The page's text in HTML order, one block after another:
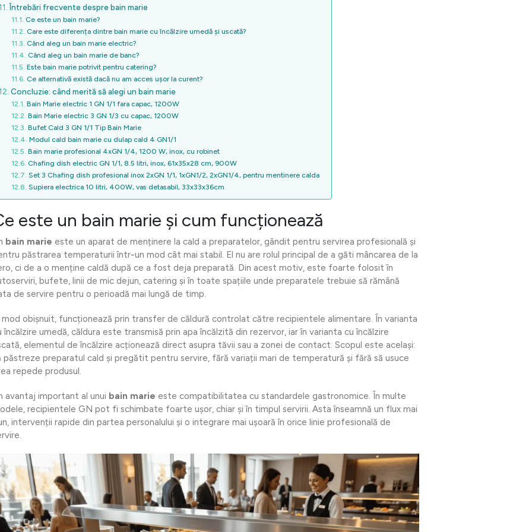
Întrebări frecvente despre bain marie
Ce este un bain marie?
Care este diferența dintre bain marie cu încălzire umedă și uscată?
Când aleg un bain marie electric?
Când aleg un bain marie de banc?
Este bain marie potrivit pentru catering?
Ce alternativă există dacă nu am acces ușor la curent?
Concluzie: când merită să alegi un bain marie
Bain Marie electric 1 GN 1/1 fara capac, 1200W
Bain Marie electric 3 GN 1/3 cu capac, 1200W
Bufet Cald 3 GN 1/1 Tip Bain Marie
Modul cald bain marie cu dulap cald 4 GN1/1
Bain marie profesional 4xGN 1/4, 1200 W, inox, cu robinet
Chafing dish electric GN 1/1, 8.5 litri, inox, 61x35x28 cm, 900W
Set 3 Chafing dish profesional inox 2xGN 1/1, 1xGN1/2, 2xGN1/4, pentru mentinere calda
Supiera electrica 10 litri, 400W, vas detasabil, 33x33x36cm
este un bain marie și cum funcționează
bain marie este un aparat de menținere la cald a preparatelor, gândit pentru servirea profesională și
păstrarea temperaturii într-un mod cât mai stabil. El nu are rolul principal de a găti mâncarea de la
ci de a o menține caldă după ce a fost deja preparată. Din acest motiv, este foarte folosit în
bufete, linii de mic dejun, catering și în toate spațiile unde preparatele trebuie să rămână
de servire pentru o perioadă mai lungă de timp.
mod obișnuit, funcționează prin transfer de căldură controlat către recipientele alimentare. În varianta
încălzire umedă, căldura este transmisă prin apa încălzită din rezervor, iar în varianta cu încălzire
elementul de încălzire acționează direct asupra tăvii sau a zonei de contact. Scopul este același:
păstreze preparatul cald și pregătit pentru servire, fără variații mari de temperatură și fără să usuce
repede produsul.
avantaj important al unui bain marie este compatibilitatea cu standardele gastronomice. În multe
recipientele GN pot fi schimbate foarte ușor, chiar și în timpul servirii. Asta înseamnă un flux mai
intervenții rapide din partea personalului și o integrare mai ușoară în orice linie profesională de